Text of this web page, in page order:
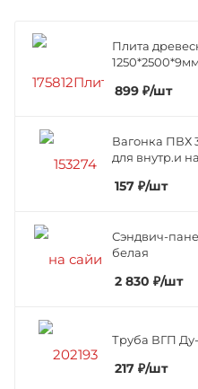
Плита
1250*2500*9мм
899 ₽/шт
Вагонка ПВХ
для внутр.и
157 ₽/шт
Сэндвич-
белая
2 830 ₽/шт
Труба ВГП
217 ₽/шт